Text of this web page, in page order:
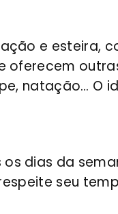
e esteira,
oferecem
natação… O
dias da
seu